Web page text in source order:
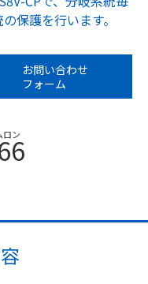
保護を行います。
お問い合わせ
フォーム
ロン